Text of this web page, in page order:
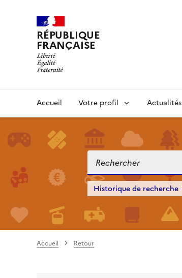
RÉPUBLIQUE
FRANÇAISE
Accueil Votre profil Actualités
Historique de recherche
Accueil Retour